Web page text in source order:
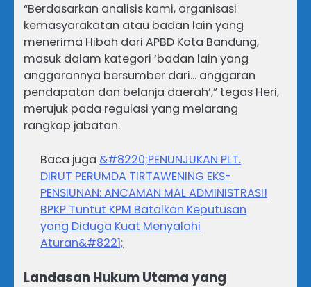
“Berdasarkan analisis kami, organisasi
kemasyarakatan atau badan lain yang
menerima Hibah dari APBD Kota Bandung,
masuk dalam kategori ‘badan lain yang
anggarannya bersumber dari… anggaran
pendapatan dan belanja daerah’,” tegas Heri,
merujuk pada regulasi yang melarang
rangkap jabatan.
Baca juga &#8220;PENUNJUKAN PLT.
DIRUT PERUMDA TIRTAWENING EKS-
PENSIUNAN: ANCAMAN MAL ADMINISTRASI!
BPKP Tuntut KPM Batalkan Keputusan
yang Diduga Kuat Menyalahi
Aturan&#8221;
Landasan Hukum Utama yang